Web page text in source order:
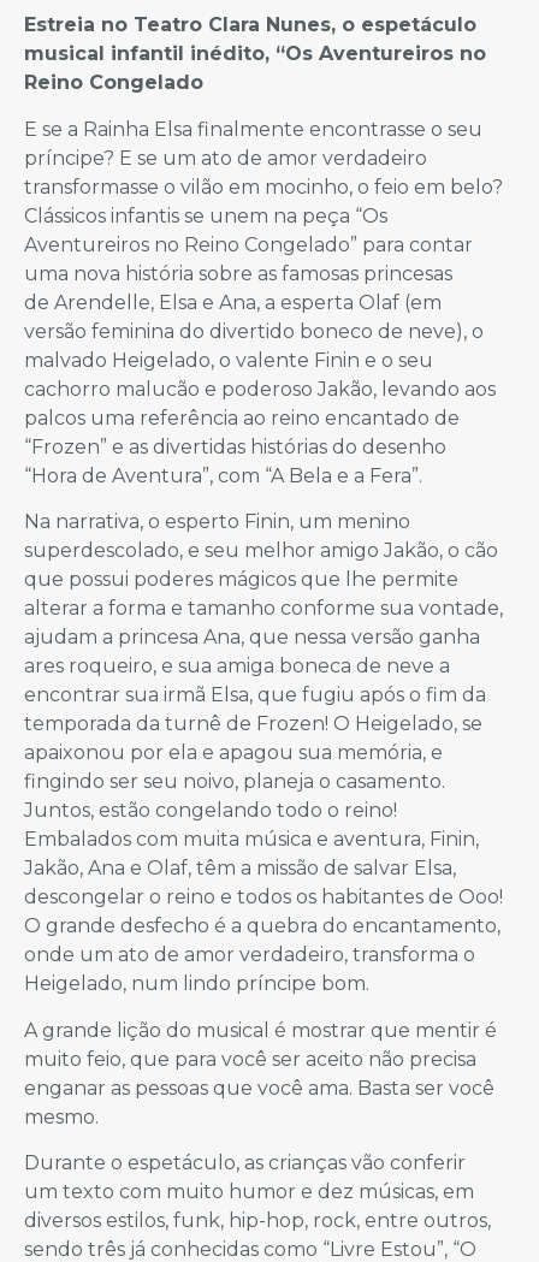
Estreia no Teatro Clara Nunes, o espetáculo
musical infantil inédito, “Os Aventureiros no
Reino Congelado
E se a Rainha Elsa finalmente encontrasse o seu
príncipe? E se um ato de amor verdadeiro
transformasse o vilão em mocinho, o feio em belo?
Clássicos infantis se unem na peça “Os
Aventureiros no Reino Congelado” para contar
uma nova história sobre as famosas princesas
de Arendelle, Elsa e Ana, a esperta Olaf (em
versão feminina do divertido boneco de neve), o
malvado Heigelado, o valente Finin e o seu
cachorro malucão e poderoso Jakão, levando aos
palcos uma referência ao reino encantado de
“Frozen” e as divertidas histórias do desenho
“Hora de Aventura”, com “A Bela e a Fera”.
Na narrativa, o esperto Finin, um menino
superdescolado, e seu melhor amigo Jakão, o cão
que possui poderes mágicos que lhe permite
alterar a forma e tamanho conforme sua vontade,
ajudam a princesa Ana, que nessa versão ganha
ares roqueiro, e sua amiga boneca de neve a
encontrar sua irmã Elsa, que fugiu após o fim da
temporada da turnê de Frozen! O Heigelado, se
apaixonou por ela e apagou sua memória, e
fingindo ser seu noivo, planeja o casamento.
Juntos, estão congelando todo o reino!
Embalados com muita música e aventura, Finin,
Jakão, Ana e Olaf, têm a missão de salvar Elsa,
descongelar o reino e todos os habitantes de Ooo!
O grande desfecho é a quebra do encantamento,
onde um ato de amor verdadeiro, transforma o
Heigelado, num lindo príncipe bom.
A grande lição do musical é mostrar que mentir é
muito feio, que para você ser aceito não precisa
enganar as pessoas que você ama. Basta ser você
mesmo.
Durante o espetáculo, as crianças vão conferir
um texto com muito humor e dez músicas, em
diversos estilos, funk, hip-hop, rock, entre outros,
sendo três já conhecidas como “Livre Estou”, “O